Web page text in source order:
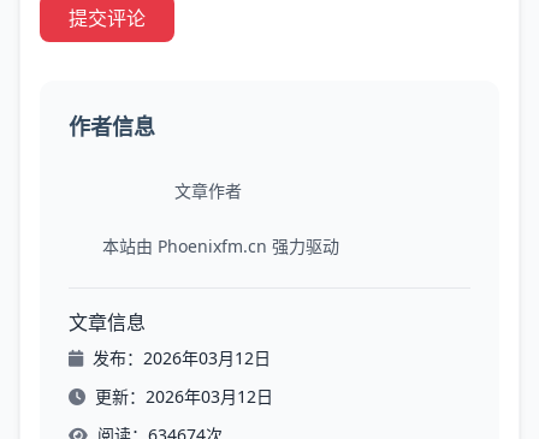
提交评论
作者信息
文章作者
本站由 Phoenixfm.cn 强力驱动
文章信息
发布：2026年03月12日
更新：2026年03月12日